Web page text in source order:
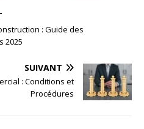
: Guide des
2025
SUIVANT
: Conditions et
Procédures